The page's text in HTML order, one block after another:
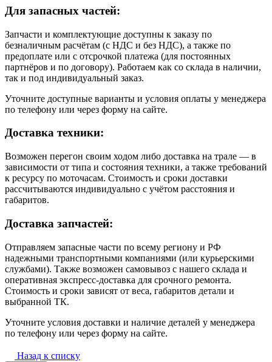
Для запасных частей:
Запчасти и комплектующие доступны к заказу по
безналичным расчётам (с НДС и без НДС), а также по
предоплате или с отсрочкой платежа (для постоянных
партнёров и по договору). Работаем как со склада в наличии,
так и под индивидуальный заказ.
Уточните доступные варианты и условия оплаты у менеджера
по телефону или через форму на сайте.
Доставка техники:
Возможен перегон своим ходом либо доставка на трале — в
зависимости от типа и состояния техники, а также требований
к ресурсу по моточасам. Стоимость и сроки доставки
рассчитываются индивидуально с учётом расстояния и
габаритов.
Доставка запчастей:
Отправляем запасные части по всему региону и РФ
надежными транспортными компаниями (или курьерскими
службами). Также возможен самовывоз с нашего склада и
оперативная экспресс-доставка для срочного ремонта.
Стоимость и сроки зависят от веса, габаритов детали и
выбранной ТК.
Уточните условия доставки и наличие деталей у менеджера
по телефону или через форму на сайте.
Назад к списку